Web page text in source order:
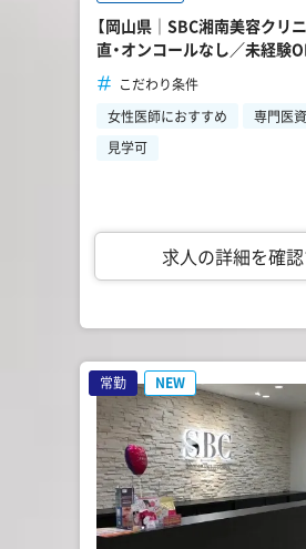
【岡山県｜SBC湘南美容クリ
直・オンコールなし／未経験
こだわり条件
女性医師におすすめ
専門医
見学可
求人の詳細を確
常勤
NEW